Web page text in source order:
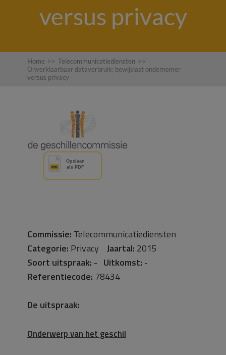
versus privacy
Home >> Telecommunicatiediensten >>
Onverklaarbaar dataverbruik; bewijslast ondernemer
versus privacy
Commissie: Telecommunicatiediensten
Categorie: Privacy Jaartal: 2015
Soort uitspraak: - Uitkomst: -
Referentiecode: 78434
De uitspraak:
Onderwerp van het geschil